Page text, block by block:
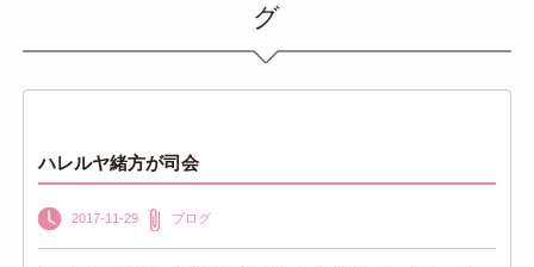
グ
ハレルヤ緒方が司会
2017-11-29 ブログ